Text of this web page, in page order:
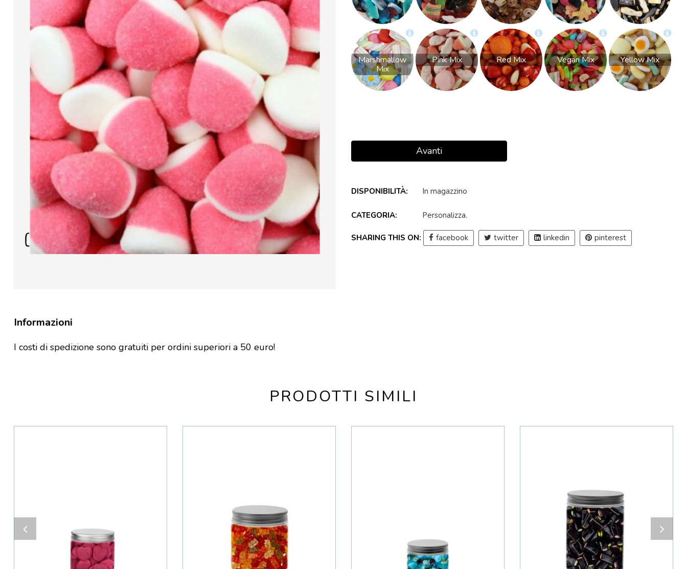
Marshmallow
Mix
Pink Mix Red Mix Vegan Mix Yellow Mix
Avanti
DISPONIBILITÀ: In magazzino
CATEGORIA: Personalizza.
SHARING THIS ON: facebook twitter linkedin pinterest
Informazioni
I costi di spedizione sono gratuiti per ordini superiori a 50 euro!
PRODOTTI SIMILI